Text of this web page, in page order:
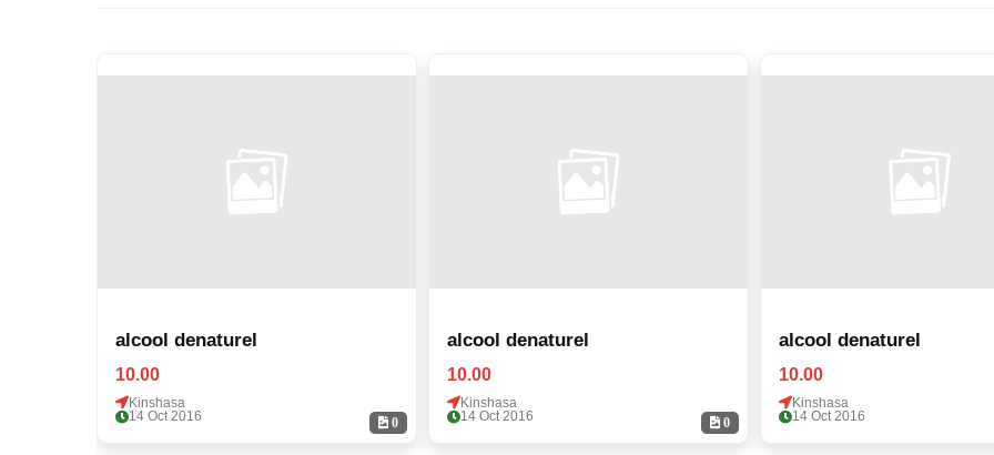
0
alcool denaturel
10.00
Kinshasa
14 Oct 2016
0
alcool denaturel
10.00
Kinshasa
14 Oct 2016
alcool denaturel
10.00
Kinshasa
14 Oct 2016